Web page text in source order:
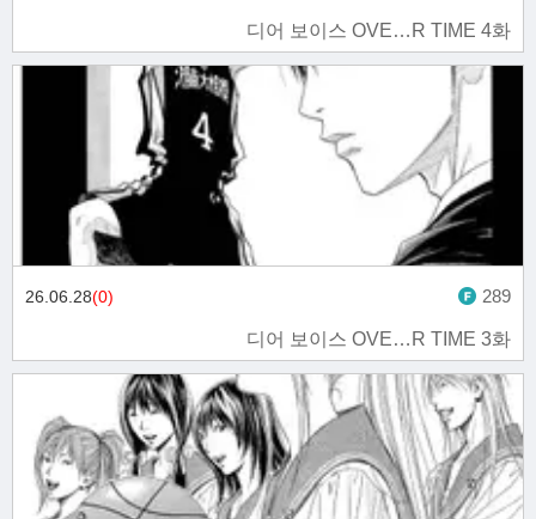
디어 보이스 OVE…R TIME 4화
디어 보이스 OVE…R TIME 3화
26.06.28(0) 289